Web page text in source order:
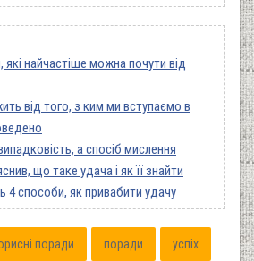
найчастіше можна почути від
від того, з ким ми вступаємо в
а спосіб мислення
що таке удача і як її знайти
4 способи, як привабити удачу
поради поради успіх